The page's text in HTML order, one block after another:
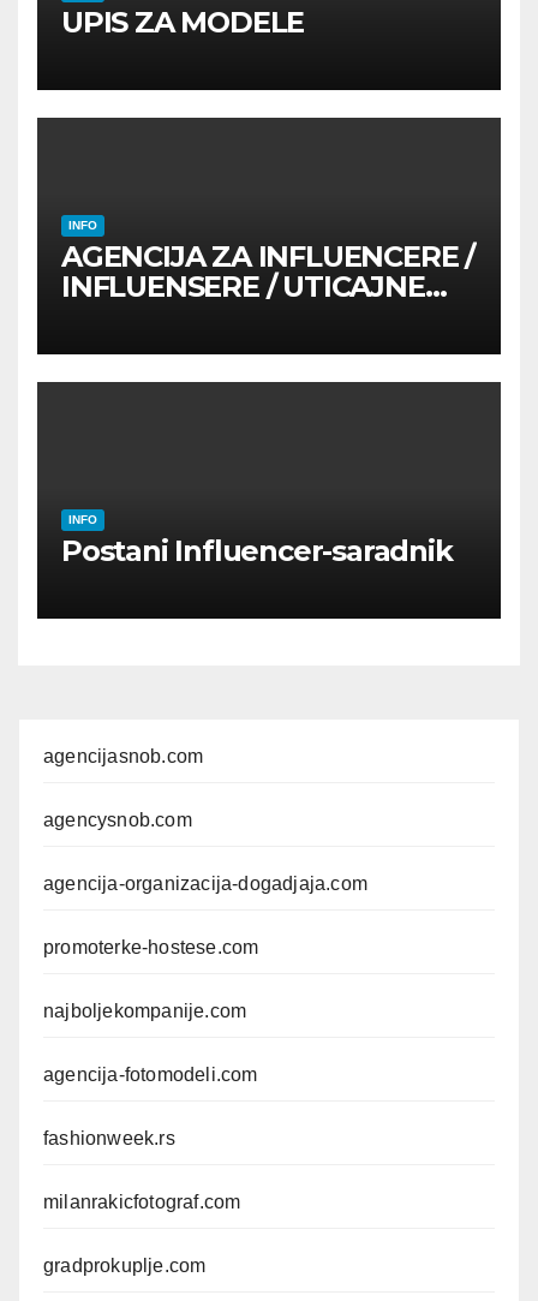
UPIS ZA MODELE
INFO
AGENCIJA ZA INFLUENCERE /
INFLUENSERE / UTICAJNE
INFO
Postani Influencer-saradnik
agencijasnob.com
agencysnob.com
agencija-organizacija-dogadjaja.com
promoterke-hostese.com
najboljekompanije.com
agencija-fotomodeli.com
fashionweek.rs
milanrakicfotograf.com
gradprokuplje.com